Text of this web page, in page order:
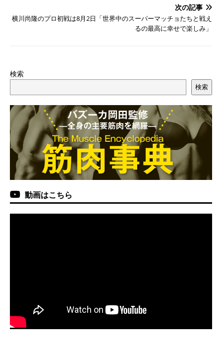
次の記事
横川尚隆のプロ初戦は8月2日「世界中のスーパーマッチョたちと戦え
るの最高に幸せで楽しみ」
検索
検索
動画はこちら